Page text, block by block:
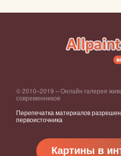
© 2010–2019 – Онлайн галерея
современников
Перепечатка материалов
первоисточника
Картины в